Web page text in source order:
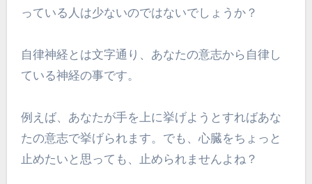
っている人は少ないのではないでしょうか？
自律神経とは文字通り、あなたの意志から自律し
ている神経の事です。
例えば、あなたが手を上に挙げようとすればあな
たの意志で挙げられます。でも、心臓をちょっと
止めたいと思っても、止められませんよね？